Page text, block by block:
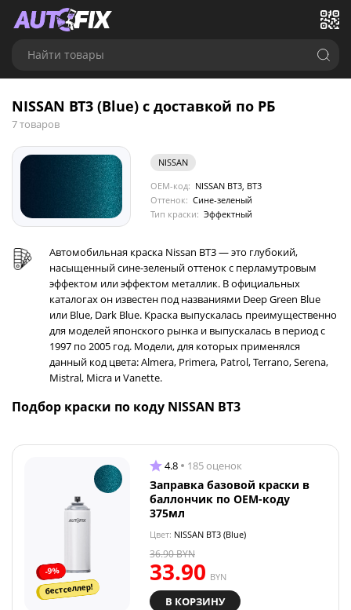
Найти товары
NISSAN BT3 (Blue) с доставкой по РБ
7 товаров
NISSAN
OEM-код: NISSAN BT3, BT3
Оттенок: Сине-зеленый
Тип краски: Эффектный
Автомобильная краска Nissan BT3 — это глубокий,
насыщенный сине-зеленый оттенок с перламутровым
эффектом или эффектом металлик. В официальных
каталогах он известен под названиями Deep Green Blue
или Blue, Dark Blue. Краска выпускалась преимущественно
для моделей японского рынка и выпускалась в период с
1997 по 2005 год. Модели, для которых применялся
данный код цвета: Almera, Primera, Patrol, Terrano, Serena,
Mistral, Micra и Vanette.
Подбор краски по коду NISSAN BT3
-9%
бестселлер!
4.8 185 оценок
Заправка базовой краски в
баллончик по OEM-коду
375мл
Цвет: NISSAN BT3 (Blue)
33.90 BYN
36.90BYN
В КОРЗИНУ